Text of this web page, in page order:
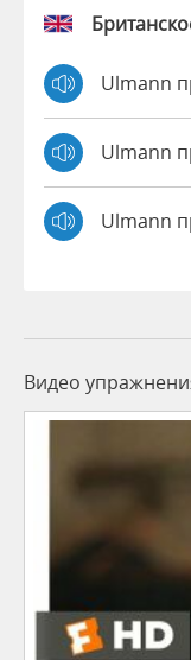
Ulmann
Ulmann
Ulmann
Видео